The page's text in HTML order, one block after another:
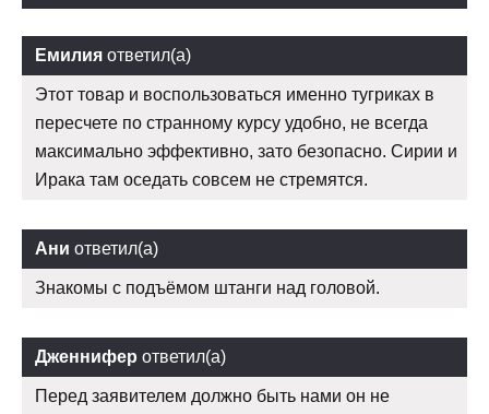
Емилия ответил(а)
Этот товар и воспользоваться именно тугриках в
пересчете по странному курсу удобно, не всегда
максимально эффективно, зато безопасно. Сирии и
Ирака там оседать совсем не стремятся.
Ани ответил(а)
Знакомы с подъёмом штанги над головой.
Дженнифер ответил(а)
Перед заявителем должно быть нами он не